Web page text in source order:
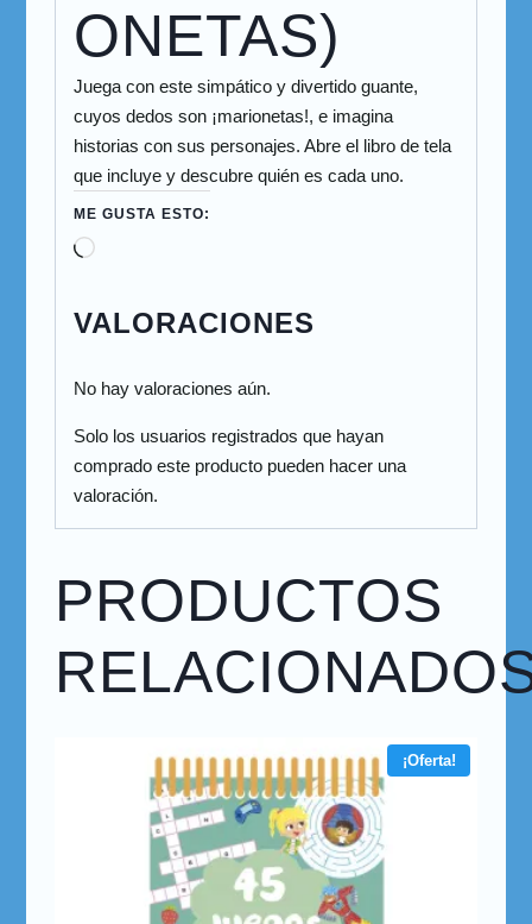
ONETAS)
Juega con este simpático y divertido guante,
cuyos dedos son ¡marionetas!, e imagina
historias con sus personajes. Abre el libro de tela
que incluye y descubre quién es cada uno.
ME GUSTA ESTO:
VALORACIONES
No hay valoraciones aún.
Solo los usuarios registrados que hayan
comprado este producto pueden hacer una
valoración.
PRODUCTOS
¡Oferta!